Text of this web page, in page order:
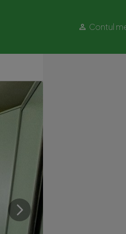
Contul